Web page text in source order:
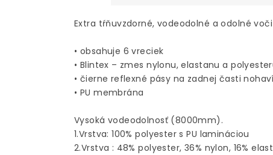
Extra tŕňuvzdorné, vodeodolné a odolné voči
• obsahuje 6 vreciek
• Blintex – zmes nylonu, elastanu a
• čierne reflexné pásy na zadnej časti
• PU membrána
Vysoká vodeodolnosť (8000mm).
1.Vrstva: 100% polyester s PU lamináciou
2.Vrstva : 48% polyester, 36% nylon, 16%